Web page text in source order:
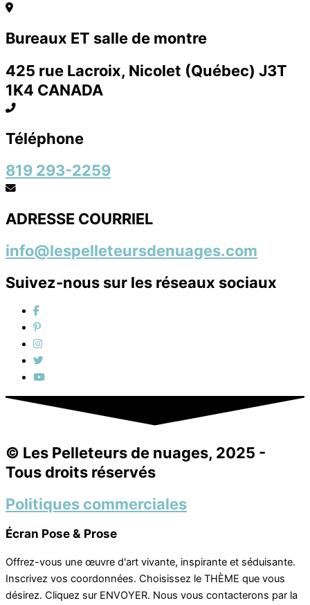
Bureaux ET salle de montre
425 rue Lacroix, Nicolet (Québec) J3T
1K4 CANADA
Téléphone
819 293-2259
ADRESSE COURRIEL
info@lespelleteursdenuages.com
Suivez-nous sur les réseaux sociaux
© Les Pelleteurs de nuages, 2025 -
Tous droits réservés
Politiques commerciales
Écran Pose & Prose
Offrez-vous une œuvre d'art vivante, inspirante et séduisante.
Inscrivez vos coordonnées. Choisissez le THÈME que vous
désirez. Cliquez sur ENVOYER. Nous vous contacterons par la